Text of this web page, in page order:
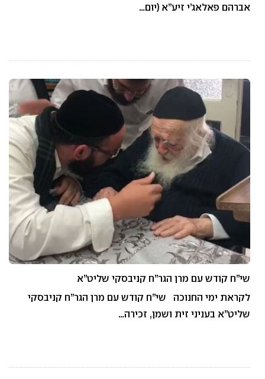
אברהם פאלאג’י זיע”א (יום…
שי”ח קודש עם מרן הגר”ח קניבסקי שליט”א
לקראת ימי החנוכה שי”ח קודש עם מרן הגר”ח קניבסקי
שליט”א בעניני זית ושמן, זכירה…